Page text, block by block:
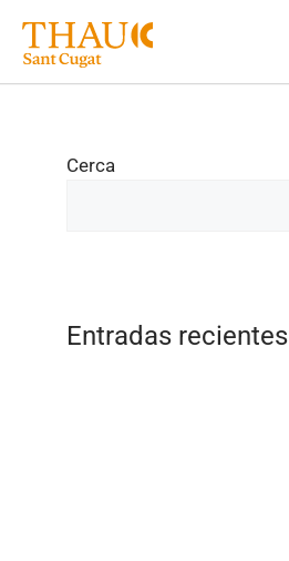
Cerca
Entradas recientes